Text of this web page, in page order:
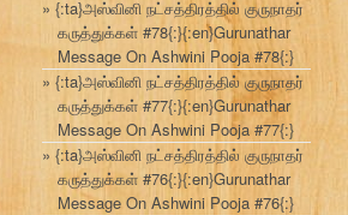
{:ta}அஸ்வினி நட்சத்திரத்தில் குருநாதர்
கருத்துக்கள் #78{:}{:en}Gurunathar
Message On Ashwini Pooja #78{:}
{:ta}அஸ்வினி நட்சத்திரத்தில் குருநாதர்
கருத்துக்கள் #77{:}{:en}Gurunathar
Message On Ashwini Pooja #77{:}
{:ta}அஸ்வினி நட்சத்திரத்தில் குருநாதர்
கருத்துக்கள் #76{:}{:en}Gurunathar
Message On Ashwini Pooja #76{:}